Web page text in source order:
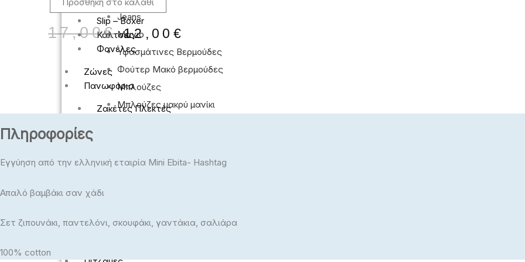
Jeans
Μαγιο
Υφασμάτινες Βερμούδες
Φούτερ Μακό βερμούδες
Μπλούζες
Μπλούζες μακρύ μανίκι
- Μακρύ μανίκι
Πιτζάμες
Slip – Boxer
Κάλτσες
Φανέλες
Ζώνες
Πανωφόρια
Ζακέτες Πλεκτές
Ρούχα Εργασίας
Jeans
Υφασμάτινες Βερμούδες
17,00€ 12,00 €
Πληροφορίες
Εγγύηση από την ελληνική εταιρία Mini Ebita- Hashtag
Απαλό βαμβάκι σαν χάδι
Σετ ζιπουνάκι, παντελόνι, σκουφάκι, γαντάκια, σαλιάρα
100% cotton